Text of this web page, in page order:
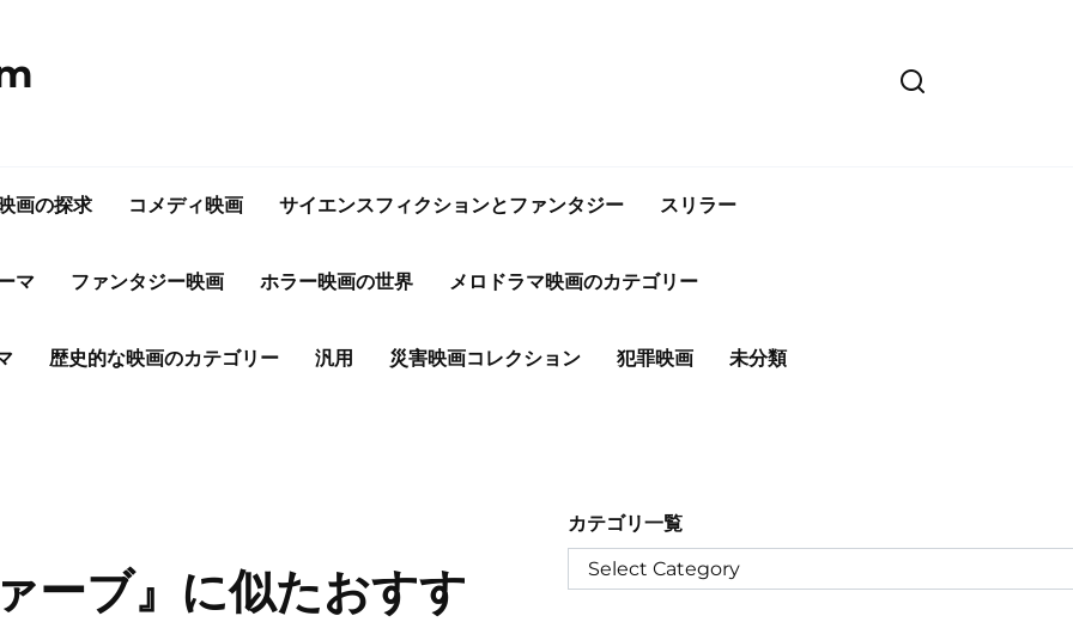
画の探求 コメディ映画 サイエンスフィクションとファンタジー スリラー
マ ファンタジー映画 ホラー映画の世界 メロドラマ映画のカテゴリー
歴史的な映画のカテゴリー 汎用 災害映画コレクション 犯罪映画 未分類
ーブ』に似たおすす
カテゴリ一覧